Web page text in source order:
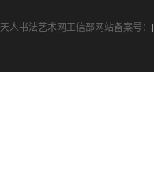
天人书法艺术网工信部网站备案号：